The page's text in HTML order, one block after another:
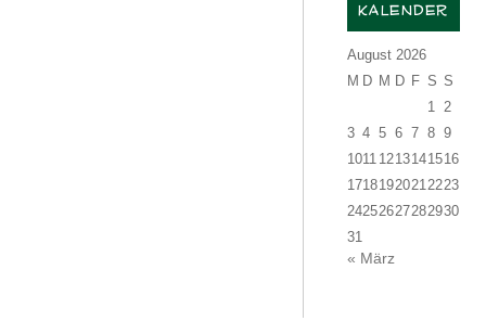
KALENDER
August 2026
M D M D F S S
1
2
3 4 5 6 7 8 9
1011 1213141516
1718192021 2223
24252627282930
31
« März